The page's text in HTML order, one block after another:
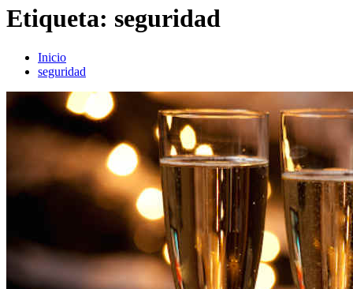
Etiqueta: seguridad
Inicio
seguridad